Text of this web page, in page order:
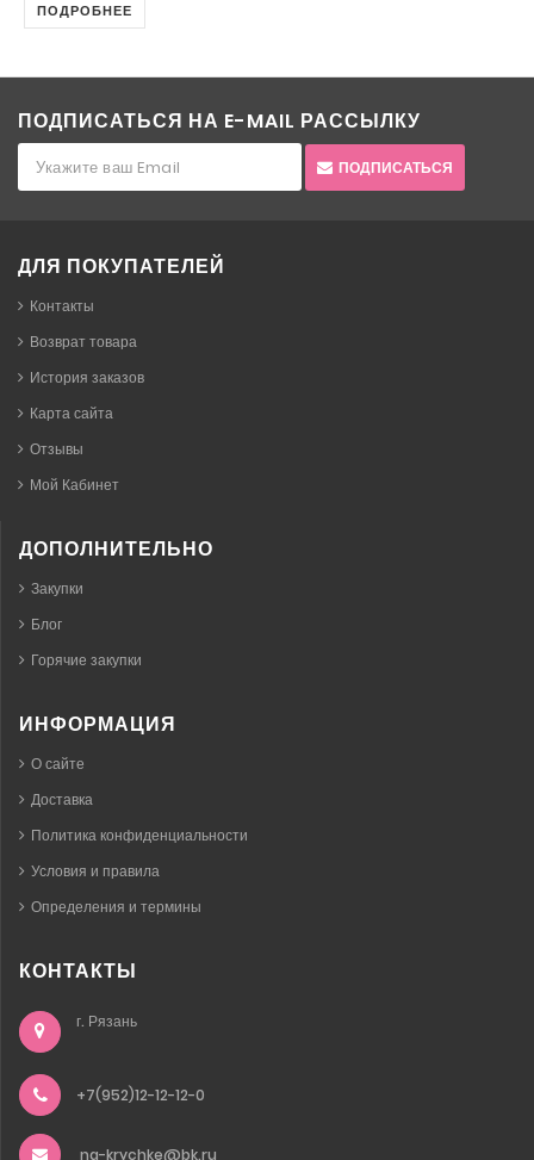
ПОДРОБНЕЕ
ПОДПИСАТЬСЯ НА E-MAIL РАССЫЛКУ
ПОДПИСАТЬСЯ
ДЛЯ ПОКУПАТЕЛЕЙ
Контакты
Возврат товара
История заказов
Карта сайта
Отзывы
Мой Кабинет
ДОПОЛНИТЕЛЬНО
Закупки
Блог
Горячие закупки
ИНФОРМАЦИЯ
О сайте
Доставка
Политика конфиденциальности
Условия и правила
Определения и термины
КОНТАКТЫ
г. Рязань
+7(952)12-12-12-0
na-krychke@bk.ru